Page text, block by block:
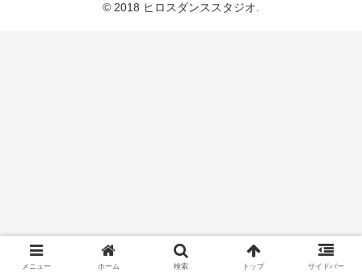
© 2018 ヒロスダンススタジオ.
メニュー ホーム 検索 トップ サイドバー